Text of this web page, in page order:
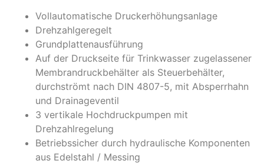
Vollautomatische Druckerhöhungsanlage
Drehzahlgeregelt
Grundplattenausführung
Auf der Druckseite für Trinkwasser zugelassener
Membrandruckbehälter als Steuerbehälter,
durchströmt nach DIN 4807-5, mit Absperrhahn
und Drainageventil
3 vertikale Hochdruckpumpen mit
Drehzahlregelung
Betriebssicher durch hydraulische Komponenten
aus Edelstahl / Messing